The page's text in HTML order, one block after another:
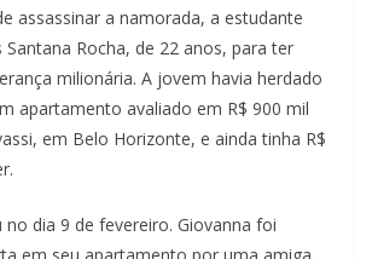
assassinar a namorada, a estudante
Santana Rocha, de 22 anos, para ter
milionária. A jovem havia herdado
apartamento avaliado em R$ 900 mil
em Belo Horizonte, e ainda tinha R$
dia 9 de fevereiro. Giovanna foi